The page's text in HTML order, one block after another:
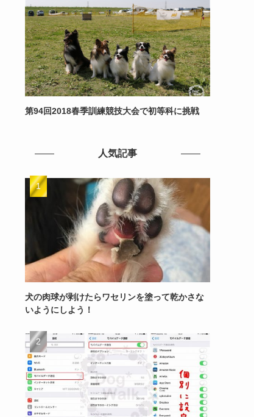
第94回2018春季訓練競技大会で初等科に挑戦
人気記事
犬の肉球が剥けたらワセリンを塗って乾かさな
いようにしよう！